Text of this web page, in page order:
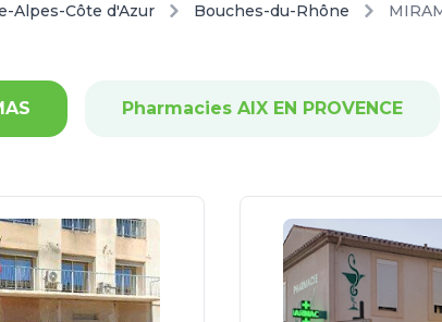
Alpes-Côte d'Azur Bouches-du-Rhône
Pharmacies AIX EN PROVENCE